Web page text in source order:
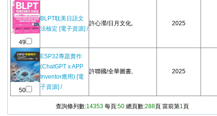
49
BLPT耽美日語文
法檢定 [電子資源] /
許心瀠/日月文化, 2025
50
ESP32專題實作
(ChatGPT x APP
Inventor應用) [電
子資源] /
許聯國/全華圖書, 2025
查詢條列數:14353 每頁:50 總頁數:288頁 當前第1頁